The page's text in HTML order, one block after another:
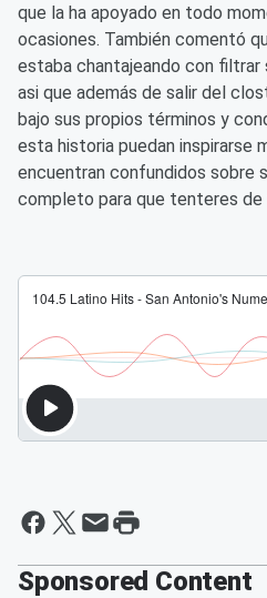
que la ha apoyado en todo
ocasiones. También comentó
estaba chantajeando con filtrar
asi que además de salir del
bajo sus propios términos y
esta historia puedan inspirarse
encuentran confundidos sobre
completo para que tenteres
Sponsored Content